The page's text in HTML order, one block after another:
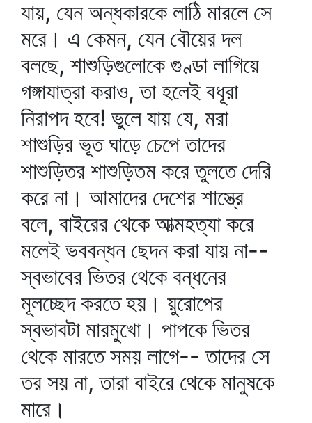
যায়, যেন অন্ধকারকে লাঠি মারলে সে
মরে। এ কেমন, যেন বৌয়ের দল
বলছে, শাশুড়িগুলোকে গুণ্ডা লাগিয়ে
গঙ্গাযাত্রা করাও, তা হলেই বধূরা
নিরাপদ হবে! ভুলে যায় যে, মরা
শাশুড়ির ভূত ঘাড়ে চেপে তাদের
শাশুড়িতর শাশুড়িতম করে তুলতে দেরি
করে না। আমাদের দেশের শাস্ত্রে
বলে, বাইরের থেকে আত্মহত্যা করে
মলেই ভববন্ধন ছেদন করা যায় না--
স্বভাবের ভিতর থেকে বন্ধনের
মূলচ্ছেদ করতে হয়। য়ুরোপের
স্বভাবটা মারমুখো। পাপকে ভিতর
থেকে মারতে সময় লাগে-- তাদের সে
তর সয় না, তারা বাইরে থেকে মানুষকে
মারে।